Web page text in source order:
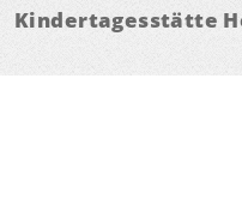
Kindertagesstätte